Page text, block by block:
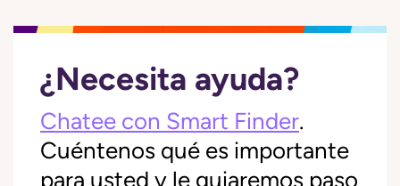
¿Necesita ayuda?
Chatee con Smart Finder.
Cuéntenos qué es importante
para usted y le guiaremos paso